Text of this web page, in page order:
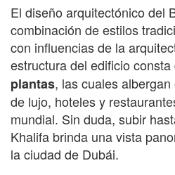
El diseño arquitectónico del
combinación de estilos
con influencias de la
estructura del edificio consta
plantas, las cuales
de lujo, hoteles y
mundial. Sin duda, subir
Khalifa brinda una vista
la ciudad de Dubái.